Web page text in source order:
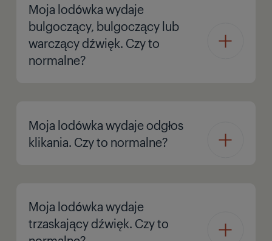
Moja lodówka wydaje
bulgoczący, bulgoczący lub
warczący dźwięk. Czy to
normalne?
Moja lodówka wydaje odgłos
klikania. Czy to normalne?
Moja lodówka wydaje
trzaskający dźwięk. Czy to